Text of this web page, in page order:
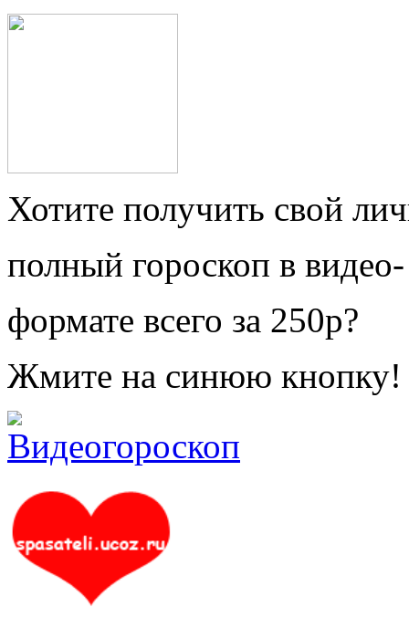
Хотите получить свой
полный гороскоп в видео-
формате всего за 250р?
Жмите на синюю кнопку!